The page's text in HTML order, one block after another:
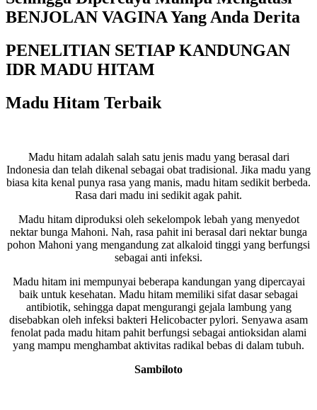
BENJOLAN VAGINA Yang Anda Derita
PENELITIAN SETIAP KANDUNGAN
IDR MADU HITAM
Madu Hitam Terbaik
Madu hitam adalah salah satu jenis madu yang berasal dari
Indonesia dan telah dikenal sebagai obat tradisional. Jika madu yang
biasa kita kenal punya rasa yang manis, madu hitam sedikit berbeda.
Rasa dari madu ini sedikit agak pahit.
Madu hitam diproduksi oleh sekelompok lebah yang menyedot
nektar bunga Mahoni. Nah, rasa pahit ini berasal dari nektar bunga
pohon Mahoni yang mengandung zat alkaloid tinggi yang berfungsi
sebagai anti infeksi.
Madu hitam ini mempunyai beberapa kandungan yang dipercayai
baik untuk kesehatan. Madu hitam memiliki sifat dasar sebagai
antibiotik, sehingga dapat mengurangi gejala lambung yang
disebabkan oleh infeksi bakteri Helicobacter pylori. Senyawa asam
fenolat pada madu hitam pahit berfungsi sebagai antioksidan alami
yang mampu menghambat aktivitas radikal bebas di dalam tubuh.
Sambiloto